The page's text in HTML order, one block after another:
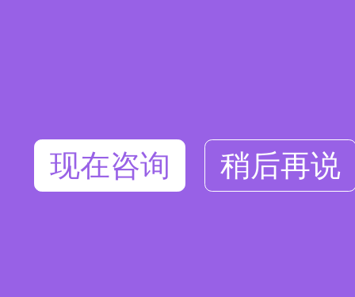
现在咨询 稍后再说